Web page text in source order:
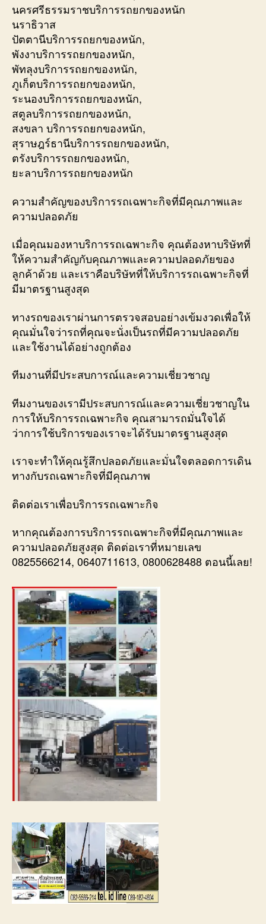
นครศรีธรรมราชบริการรถยกของหนัก
นราธิวาส
ปัตตานีบริการรถยกของหนัก,
พังงาบริการรถยกของหนัก,
พัทลุงบริการรถยกของหนัก,
ภูเก็ตบริการรถยกของหนัก,
ระนองบริการรถยกของหนัก,
สตูลบริการรถยกของหนัก,
สงขลา บริการรถยกของหนัก,
สุราษฎร์ธานีบริการรถยกของหนัก,
ตรังบริการรถยกของหนัก,
ยะลาบริการรถยกของหนัก
ความสำคัญของบริการรถเฉพาะกิจที่มีคุณภาพและ
ความปลอดภัย
เมื่อคุณมองหาบริการรถเฉพาะกิจ คุณต้องหาบริษัทที่
ให้ความสำคัญกับคุณภาพและความปลอดภัยของ
ลูกค้าด้วย และเราคือบริษัทที่ให้บริการรถเฉพาะกิจที่
มีมาตรฐานสูงสุด
ทางรถของเราผ่านการตรวจสอบอย่างเข้มงวดเพื่อให้
คุณมั่นใจว่ารถที่คุณจะนั่งเป็นรถที่มีความปลอดภัย
และใช้งานได้อย่างถูกต้อง
ทีมงานที่มีประสบการณ์และความเชี่ยวชาญ
ทีมงานของเรามีประสบการณ์และความเชี่ยวชาญใน
การให้บริการรถเฉพาะกิจ คุณสามารถมั่นใจได้
ว่าการใช้บริการของเราจะได้รับมาตรฐานสูงสุด
เราจะทำให้คุณรู้สึกปลอดภัยและมั่นใจตลอดการเดิน
ทางกับรถเฉพาะกิจที่มีคุณภาพ
ติดต่อเราเพื่อบริการรถเฉพาะกิจ
หากคุณต้องการบริการรถเฉพาะกิจที่มีคุณภาพและ
ความปลอดภัยสูงสุด ติดต่อเราที่หมายเลข
0825566214, 0640711613, 0800628488 ตอนนี้เลย!